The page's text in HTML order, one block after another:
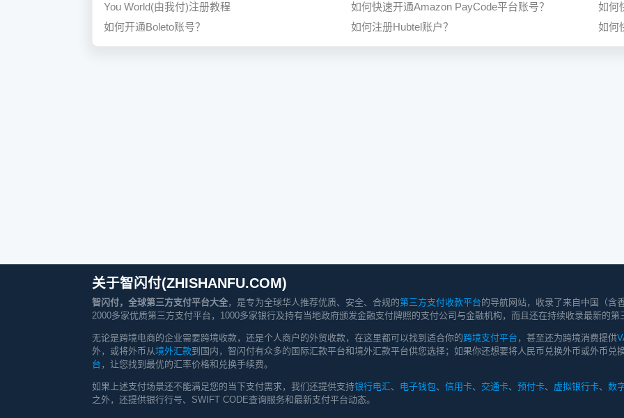
You World(由我付)注册教程
如何快速开通Amazon PayCode平台账号？
如何
如何开通Boleto账号？
如何注册Hubtel账户？ 如何
关于智闪付(ZHISHANFU.COM)
智闪付，全球第三方支付平台大全，是专为全球华人推荐优质、安全、合规的第三方支付收款平台的导航网站，收录了来自中国（含
2000多家优质第三方支付平台，1000多家银行及持有当地政府颁发金融支付牌照的支付公司与金融机构，而且还在持续收录最新的第
无论是跨境电商的企业需要跨境收款，还是个人商户的外贸收款，在这里都可以找到适合你的跨境支付平台 ，甚至还为跨境消费提供
外，或将外币从境外汇款到国内，智闪付有众多的国际汇款平台和境外汇款平台供您选择；如果你还想要将人民币兑换外币或外币兑
台 ，让您找到最优的汇率价格和兑换手续费。
如果上述支付场景还不能满足您的当下支付需求，我们还提供支持银行电汇、 电子钱包、 信用卡、 交通卡、 预付卡、 虚拟银行卡、 数
之外，还提供银行行号、SWIFT CODE查询服务和最新支付平台动态。